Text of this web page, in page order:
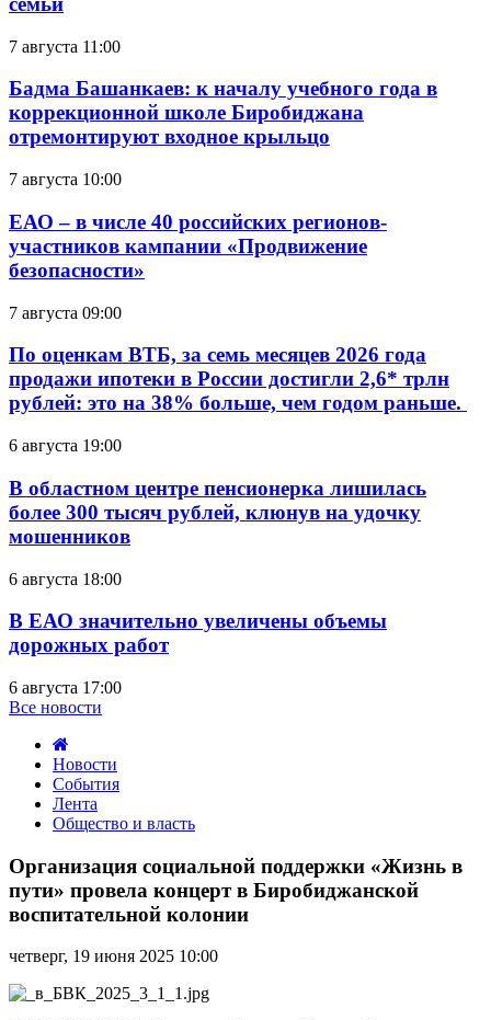
7 августа 11:00
Бадма Башанкаев: к началу учебного года в
коррекционной школе Биробиджана
отремонтируют входное крыльцо
7 августа 10:00
ЕАО – в числе 40 российских регионов-
участников кампании «Продвижение
безопасности»
7 августа 09:00
По оценкам ВТБ, за семь месяцев 2026 года
продажи ипотеки в России достигли 2,6* трлн
рублей: это на 38% больше, чем годом раньше.
6 августа 19:00
В областном центре пенсионерка лишилась
более 300 тысяч рублей, клюнув на удочку
мошенников
6 августа 18:00
В ЕАО значительно увеличены объемы
дорожных работ
6 августа 17:00
Все новости
Новости
События
Лента
Общество и власть
социальной
поддержки
«Жизнь
в
провела
в
Организация социальной поддержки «Жизнь в
пути» провела концерт в Биробиджанской
воспитательной колонии
четверг, 19 июня 2025 10:00